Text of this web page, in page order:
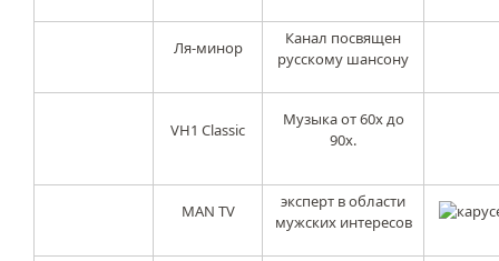
Ля-минор
Канал посвящен
русскому шансону
VH1 Classic
Музыка от 60х до
90х.
MAN TV
эксперт в области
мужских интересов